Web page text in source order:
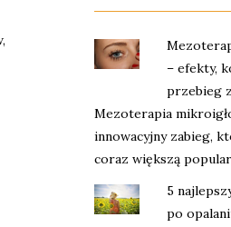
– efekty,
przebieg
Mezoterapia
innowacyjny zabieg,
coraz większą
5
po